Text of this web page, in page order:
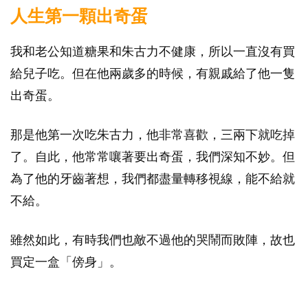
人生第一顆出奇蛋
我和老公知道糖果和朱古力不健康，所以一直沒有買
給兒子吃。但在他兩歲多的時候，有親戚給了他一隻
出奇蛋。
那是他第一次吃朱古力，他非常喜歡，三兩下就吃掉
了。自此，他常常嚷著要出奇蛋，我們深知不妙。但
為了他的牙齒著想，我們都盡量轉移視線，能不給就
不給。
雖然如此，有時我們也敵不過他的哭鬧而敗陣，故也
買定一盒「傍身」。